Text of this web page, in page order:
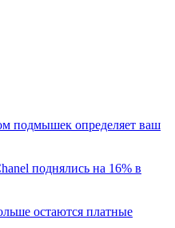
подмышек определяет ваш
поднялись на 16% в
остаются платные